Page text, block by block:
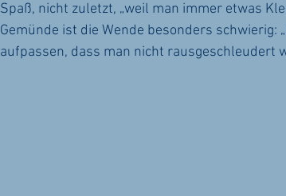
Spaß, nicht zuletzt, „weil man immer etwas
Gemünde ist die Wende besonders schwierig:
aufpassen, dass man nicht rausgeschleudert